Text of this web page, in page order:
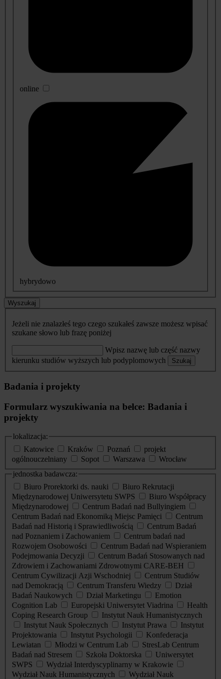
online
hybrydowo
Wyszukaj
Jeżeli nie znalazłeś tego czego szukałeś zawsze możesz wpisać
szukane słowo lub frazę poniżej
Wpisz nazwę lub część nazwy
kierunku studiów wyższych lub podyplomowych
Szukaj
Badania i projekty
Formularz wyszukiwania na belce: Badania i
projekty
lokalizacja:
Katowice
Kraków Poznań
projekt
ogólnouczelniany
Sopot Warszawa
Wrocław
jednostka badawcza:
Biuro Prorektorki ds. nauki
Biuro Rekrutacji
Międzynarodowej Uniwersytetu SWPS
Biuro Współpracy
Międzynarodowej
Centrum Badań nad Bullyingiem
Centrum Badań nad Ekonomiką Miejsc Pamięci
Centrum
Badań nad Historią i Sprawiedliwością
Centrum Badań
nad Poznaniem i Zachowaniem
Centrum badań nad
Rozwojem Osobowości
Centrum Badań nad Wspieraniem
Podejmowania Decyzji
Centrum Badań Stosowanych nad
Zdrowiem i Zachowaniami Zdrowotnymi CARE-BEH
Centrum Cywilizacji Azji Wschodniej
Centrum Studiów
nad Demokracją
Centrum Transferu Wiedzy
Dział
Badań Naukowych
Dział Marketingu
Emotion
Cognition Lab
Europejski Uniwersytet Viadrina
Health
Coping Research Group
Instytut Nauk Humanistycznych
Instytut Nauk Społecznych
Instytut Prawa
Instytut
Projektowania
Instytut Psychologii
Konfederacja
Lewiatan
Młodzi w Centrum Lab
StresLab Centrum
Badań nad Stresem
Szkoła Doktorska
Uniwersytet
SWPS
Wydział Interdyscyplinarny w Krakowie
Wydział Nauk Humanistycznych
Wydział Nauk